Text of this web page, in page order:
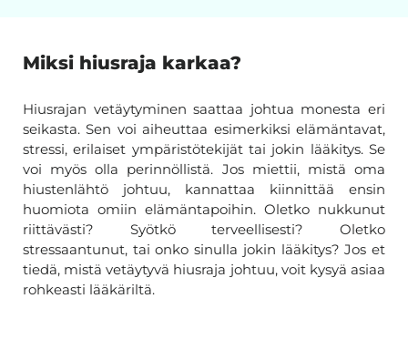
Miksi hiusraja karkaa?
Hiusrajan vetäytyminen saattaa johtua monesta eri
seikasta. Sen voi aiheuttaa esimerkiksi elämäntavat,
stressi, erilaiset ympäristötekijät tai jokin lääkitys. Se
voi myös olla perinnöllistä. Jos miettii, mistä oma
hiustenlähtö johtuu, kannattaa kiinnittää ensin
huomiota omiin elämäntapoihin. Oletko nukkunut
riittävästi? Syötkö terveellisesti? Oletko
stressaantunut, tai onko sinulla jokin lääkitys? Jos et
tiedä, mistä vetäytyvä hiusraja johtuu, voit kysyä asiaa
rohkeasti lääkäriltä.